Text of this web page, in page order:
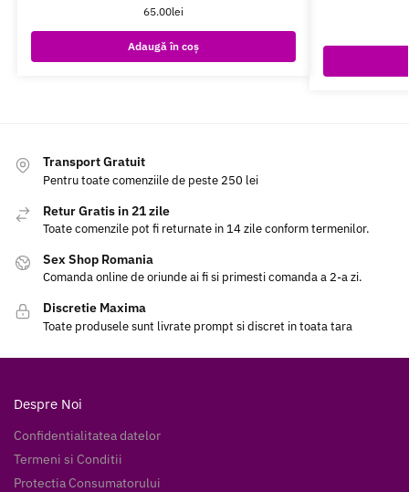
65.00lei
Adaugă în coș
Transport Gratuit
Pentru toate comenziile de peste 250 lei
Retur Gratis in 21 zile
Toate comenzile pot fi returnate in 14 zile conform termenilor.
Sex Shop Romania
Comanda online de oriunde ai fi si primesti comanda a 2-a zi.
Discretie Maxima
Toate produsele sunt livrate prompt si discret in toata tara
Despre Noi
Confidentialitatea datelor
Termeni si Conditii
Protectia Consumatorului